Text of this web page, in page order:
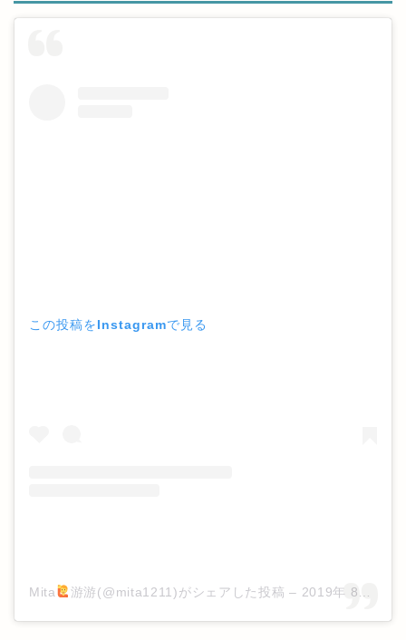
この投稿をInstagramで見る
Mita 游游(@mita1211)がシェアした投稿 – 2019年 8月月4日午前8時57分PDT